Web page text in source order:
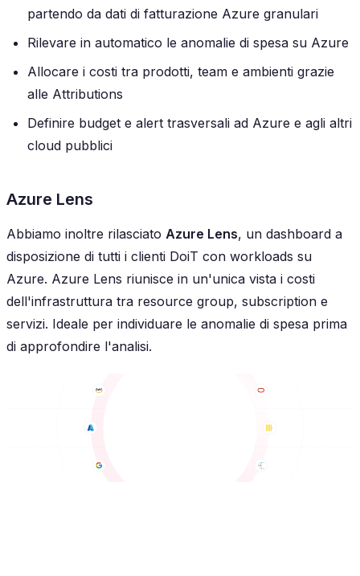
partendo da dati di fatturazione Azure granulari
Rilevare in automatico le anomalie di spesa su Azure
Allocare i costi tra prodotti, team e ambienti grazie
alle Attributions
Definire budget e alert trasversali ad Azure e agli altri
cloud pubblici
Azure Lens
Abbiamo inoltre rilasciato Azure Lens, un dashboard a
disposizione di tutti i clienti DoiT con workloads su
Azure. Azure Lens riunisce in un'unica vista i costi
dell'infrastruttura tra resource group, subscription e
servizi. Ideale per individuare le anomalie di spesa prima
di approfondire l'analisi.